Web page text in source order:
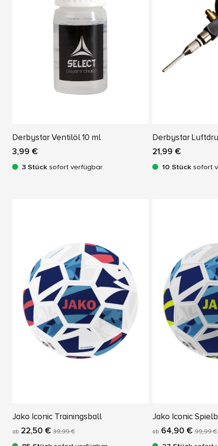
Derbystar Ventilöl 10 ml
3,99 €
3 Stück sofort verfügbar
Derbystar
21,99 €
10 Stück sofort
Jako Iconic Trainingsball
ab 22,50 € 39,99 €
Jako Iconic
ab 64,90 € 99,99 €